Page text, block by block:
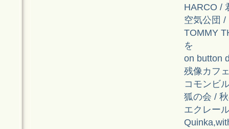
HARCO /
空気公団 /
TOMMY
を
on button
残像カフ
コモンビ
狐の会 /
エクレー